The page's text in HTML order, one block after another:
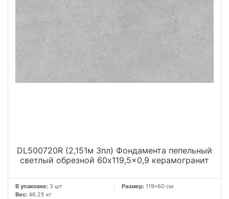
DL500720R (2,151м 3пл) Фондамента пепельный
светлый обрезной 60x119,5x0,9 керамогранит
В упаковке: 3 шт Размер: 119*60 см
Вес: 46.25 кг